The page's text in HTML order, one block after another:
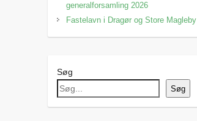
generalforsamling 2026
Fastelavn i Dragør og Store Magleby
Søg
Søg